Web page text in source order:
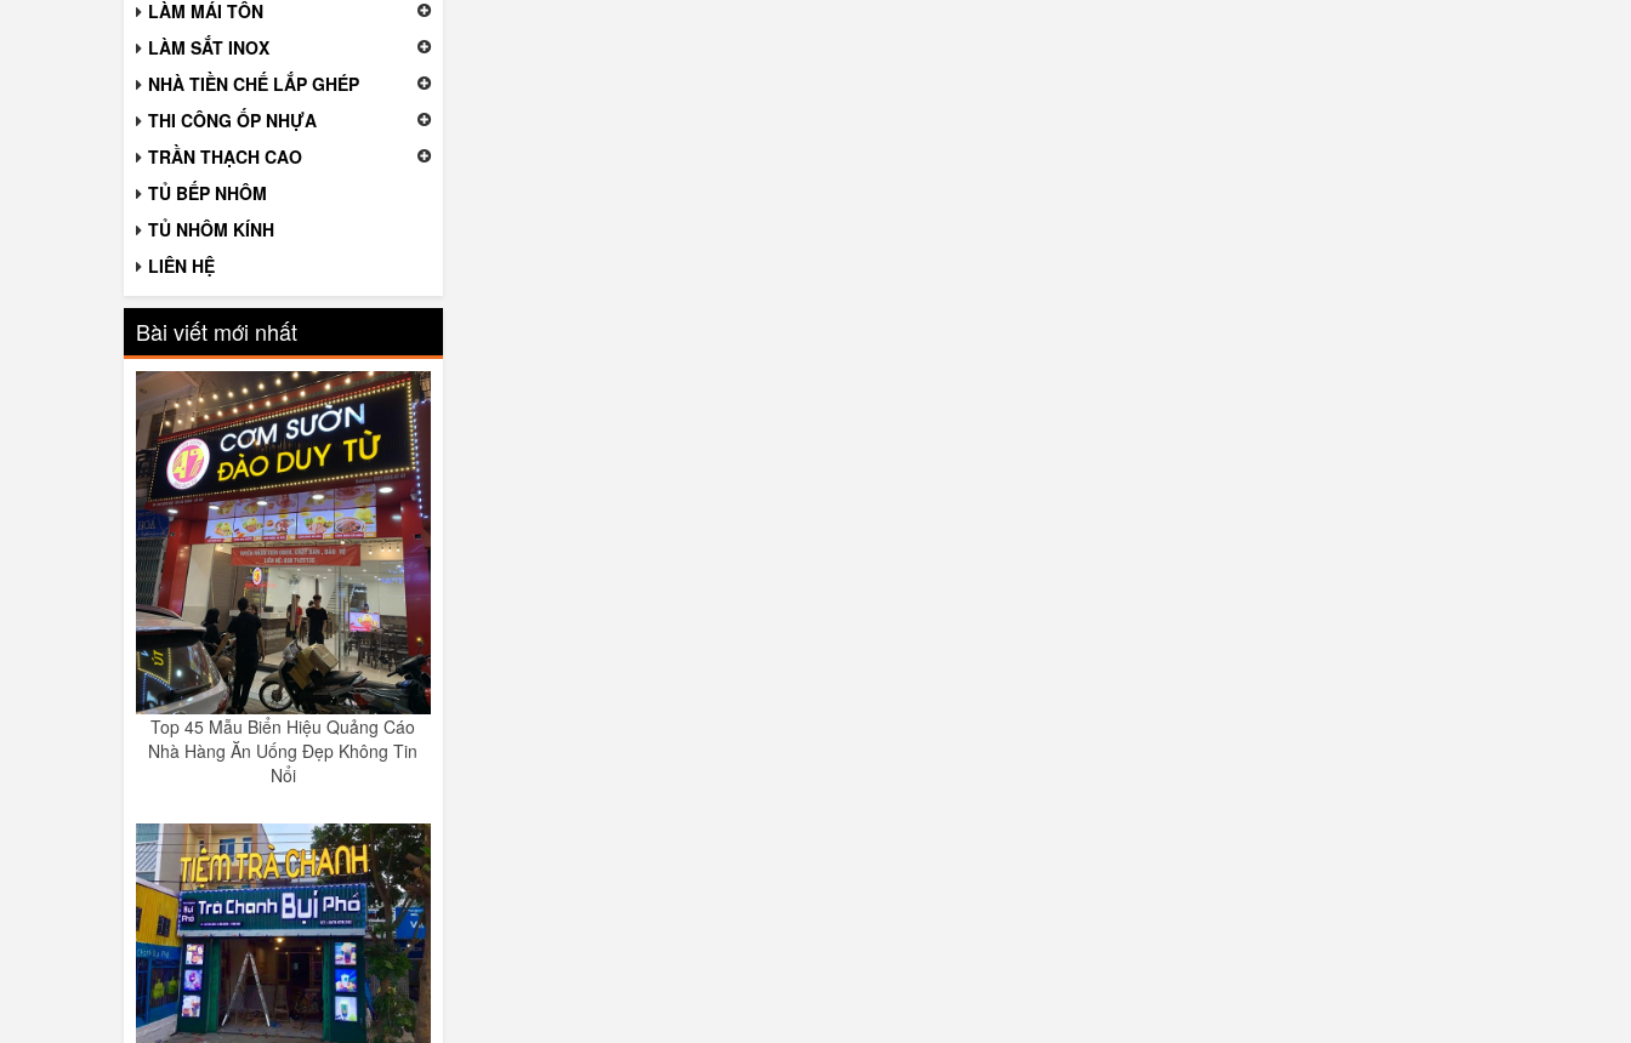
LÀM MÁI TÔN
LÀM SẮT INOX
NHÀ TIỀN CHẾ LẮP GHÉP
THI CÔNG ỐP NHỰA
TRẦN THẠCH CAO
TỦ BẾP NHÔM
TỦ NHÔM KÍNH
LIÊN HỆ
Bài viết mới nhất
Top 45 Mẫu Biển Hiệu Quảng Cáo
Nhà Hàng Ăn Uống Đẹp Không Tin
Nổi